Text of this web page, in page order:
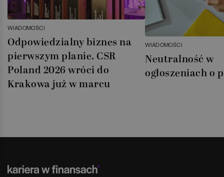
WIADOMOŚCI
Odpowiedzialny biznes na
pierwszym planie. CSR
Poland 2026 wróci do
Krakowa już w marcu
WIADOMOŚCI
Neutralność w
ogłoszeniach o